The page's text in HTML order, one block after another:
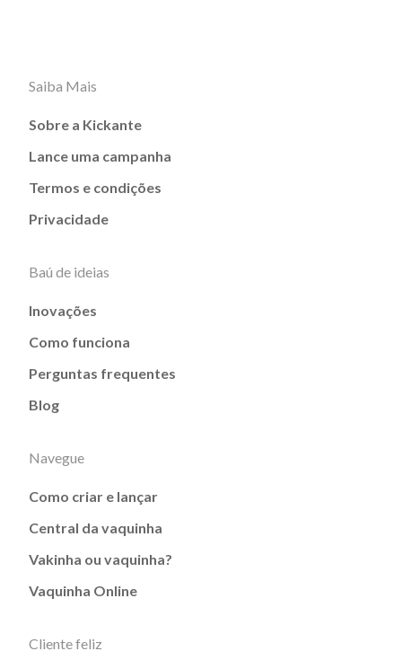
Saiba Mais
Sobre a Kickante
Lance uma campanha
Termos e condições
Privacidade
Baú de ideias
Inovações
Como funciona
Perguntas frequentes
Blog
Navegue
Como criar e lançar
Central da vaquinha
Vakinha ou vaquinha?
Vaquinha Online
Cliente feliz